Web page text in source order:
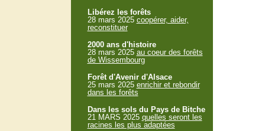
Libérez les forêts
28 mars 2025 coopérer, aider,
reconstituer
2000 ans d'histoire
28 mars 2025 au coeur des forêts
de Wissembourg
Forêt d'Avenir d'Alsace
25 mars 2025 enrichir et rebondir
dans les forêts
Dans les sols du Pays de Bitche
21 MARS 2025 quelles seront les
racines les plus adaptées